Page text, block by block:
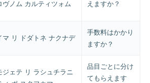
ヴノム カルティツォム
えますか？
マ リ ドダトネ ナクナデ
手数料はかかり
ますか？
ジェテ リ ラシュチラニ
品目ごとに分け
てもらえます